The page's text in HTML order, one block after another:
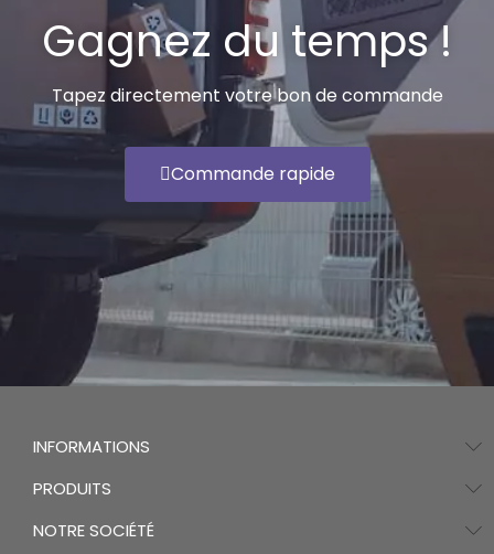
Gagnez du temps !
Tapez directement votre bon de commande
Commande rapide
INFORMATIONS
PRODUITS
NOTRE SOCIÉTÉ